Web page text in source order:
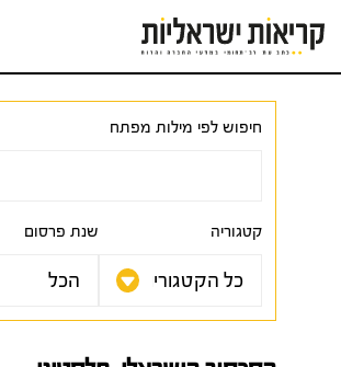
לתוכן
חיפוש לפי מילות מפתח
קטגוריה שנת פרסום